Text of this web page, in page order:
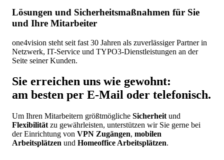
Lösungen und Sicherheitsmaßnahmen für Sie
und Ihre Mitarbeiter
one4vision steht seit fast 30 Jahren als zuverlässiger Partner in
Netzwerk, IT-Service und TYPO3-Dienstleistungen an der
Seite seiner Kunden.
Sie erreichen uns wie gewohnt:
am besten per E-Mail oder telefonisch.
Um Ihren Mitarbeitern größtmögliche Sicherheit und
Flexibilität zu gewährleisten, unterstützen wir Sie gerne bei
der Einrichtung von VPN Zugängen, mobilen
Arbeitsplätzen und Homeoffice Arbeitsplätzen.